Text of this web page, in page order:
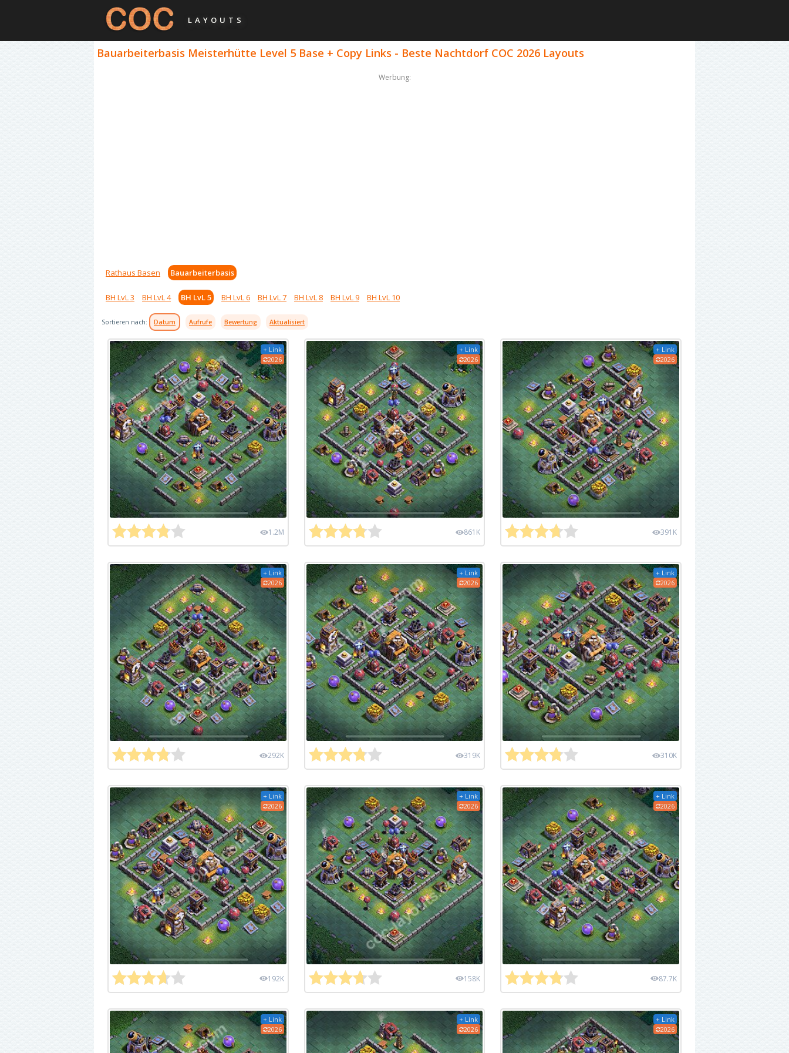
LAYOUTS
Bauarbeiterbasis Meisterhütte Level 5 Base + Copy Links - Beste Nachtdorf COC 2026 Layouts
Werbung:
Rathaus Basen Bauarbeiterbasis
BH LvL 3 BH LvL 4 BH LvL 5 BH LvL 6 BH LvL 7 BH LvL 8 BH LvL 9 BH LvL 10
Sortieren nach: Datum Aufrufe Bewertung Aktualisiert
+ Link
2026
1.2M
+ Link
2026
861K
+ Link
2026
391K
+ Link
2026
292K
+ Link
2026
319K
+ Link
2026
310K
+ Link
2026
192K
+ Link
2026
158K
+ Link
2026
87.7K
+ Link
2026
+ Link
2026
+ Link
2026